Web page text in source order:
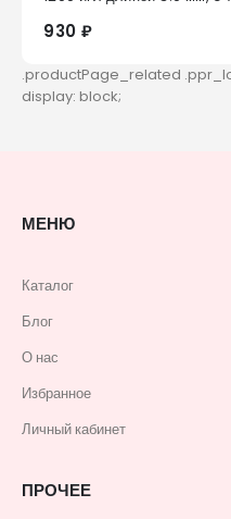
930 ₽
МЕНЮ
Каталог
Блог
О нас
Избранное
Личный кабинет
ПРОЧЕЕ